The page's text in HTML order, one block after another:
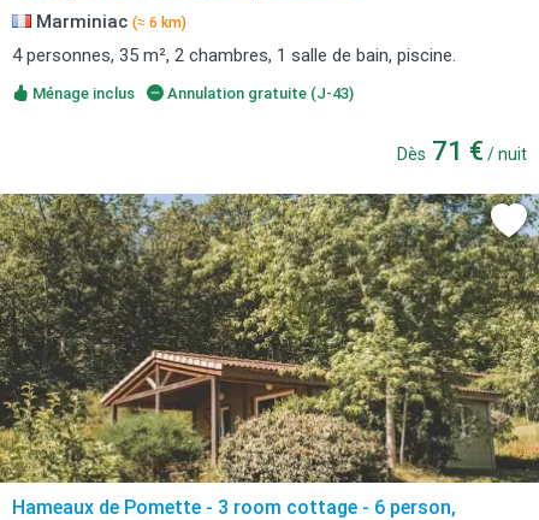
Marminiac (≈ 6 km)
4 personnes, 35 m², 2 chambres, 1 salle de bain, piscine.
Ménage inclus Annulation gratuite (J-43)
Dès 71 € / nuit
Hameaux de Pomette - 3 room cottage - 6 person,